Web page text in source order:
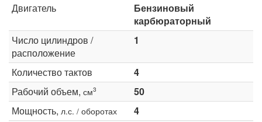
Двигатель
Бензиновый
карбюраторный
Число цилиндров /
расположение
1
Количество тактов
4
Рабочий объем, см3
50
Мощность, л.с. / оборотах
4